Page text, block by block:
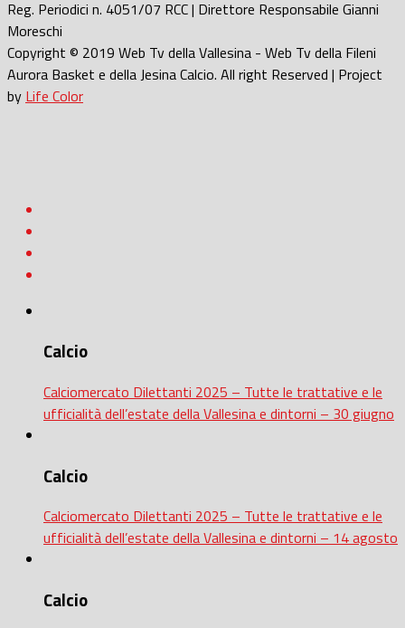
Reg. Periodici n. 4051/07 RCC | Direttore Responsabile Gianni
Moreschi
Copyright © 2019 Web Tv della Vallesina - Web Tv della Fileni
Aurora Basket e della Jesina Calcio. All right Reserved | Project
by Life Color
Calcio
Calciomercato Dilettanti 2025 – Tutte le trattative e le
ufficialità dell’estate della Vallesina e dintorni – 30 giugno
Calcio
Calciomercato Dilettanti 2025 – Tutte le trattative e le
ufficialità dell’estate della Vallesina e dintorni – 14 agosto
Calcio